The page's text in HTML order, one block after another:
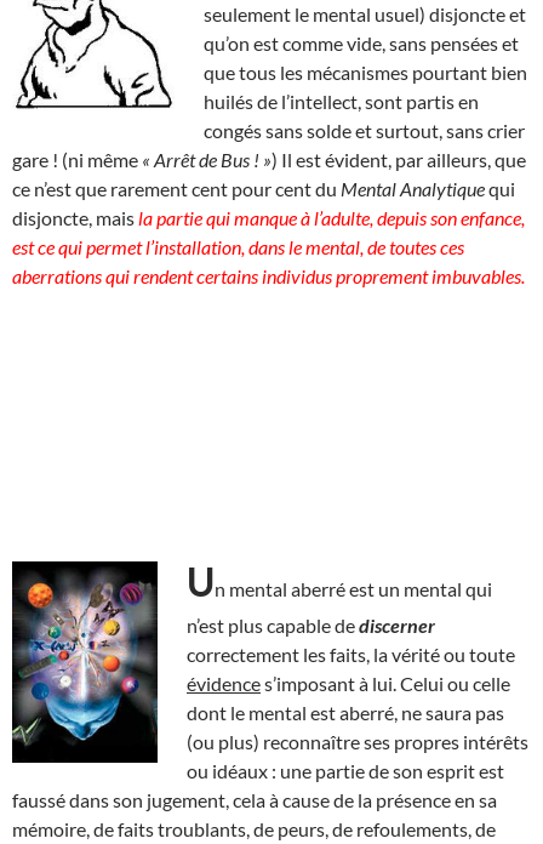
seulement le mental usuel) disjoncte et
qu’on est comme vide, sans pensées et
que tous les mécanismes pourtant bien
huilés de l’intellect, sont partis en
congés sans solde et surtout, sans crier
gare ! (ni même « Arrêt de Bus ! ») Il est évident, par ailleurs, que
ce n’est que rarement cent pour cent du Mental Analytiquequi
disjoncte, mais la partie qui manque à l’adulte, depuis son enfance,
est ce qui permet l’installation, dans le mental, de toutes ces
aberrations qui rendent certains individus proprement imbuvables.
Un mental aberré est un mental qui
n’est plus capable dediscerner
correctement les faits, la vérité ou toute
évidences’imposant à lui. Celui ou celle
dont le mental est aberré, ne saura pas
(ou plus) reconnaître ses propres intérêts
ou idéaux : une partie de son esprit est
faussé dans son jugement, cela à cause de la présence en sa
mémoire, de faits troublants, de peurs, de refoulements, de